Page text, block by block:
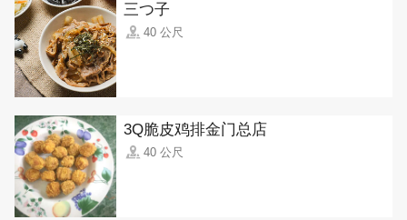
三つ子
40 公尺
3Q脆皮鸡排金门总店
40 公尺